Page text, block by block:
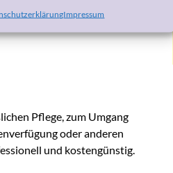
Impressum
Pflege, zum Umgang
oder anderen
und kostengünstig.